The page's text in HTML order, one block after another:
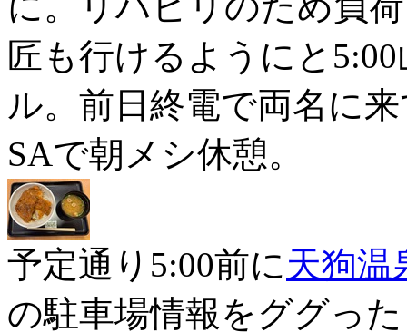
匠も行けるようにと
ル。前日終電で両名に
SAで朝メシ休憩。
予定通り5:00前に天狗温
の駐車場情報をググっ